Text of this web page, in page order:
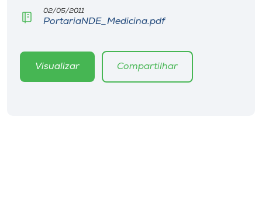
Biblioteca
Editora
02/05/2011
PortariaNDE_Medicina.pdf
Visualizar Compartilhar